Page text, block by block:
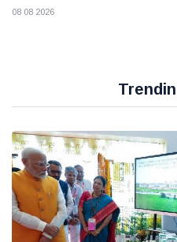
08 08 2026